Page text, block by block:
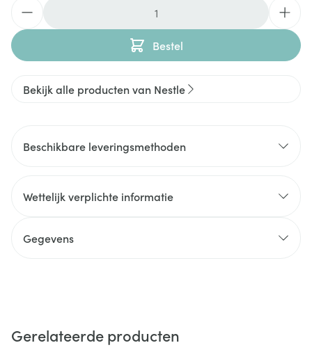
Bestel
Bekijk alle producten van Nestle
Beschikbare leveringsmethoden
Wettelijk verplichte informatie
Gegevens
Gerelateerde producten